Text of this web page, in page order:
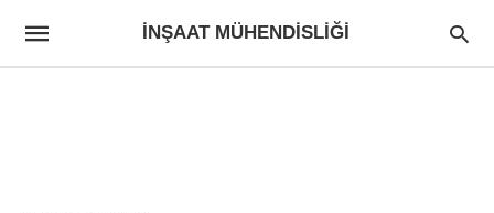
İNŞAAT MÜHENDISLIĞI